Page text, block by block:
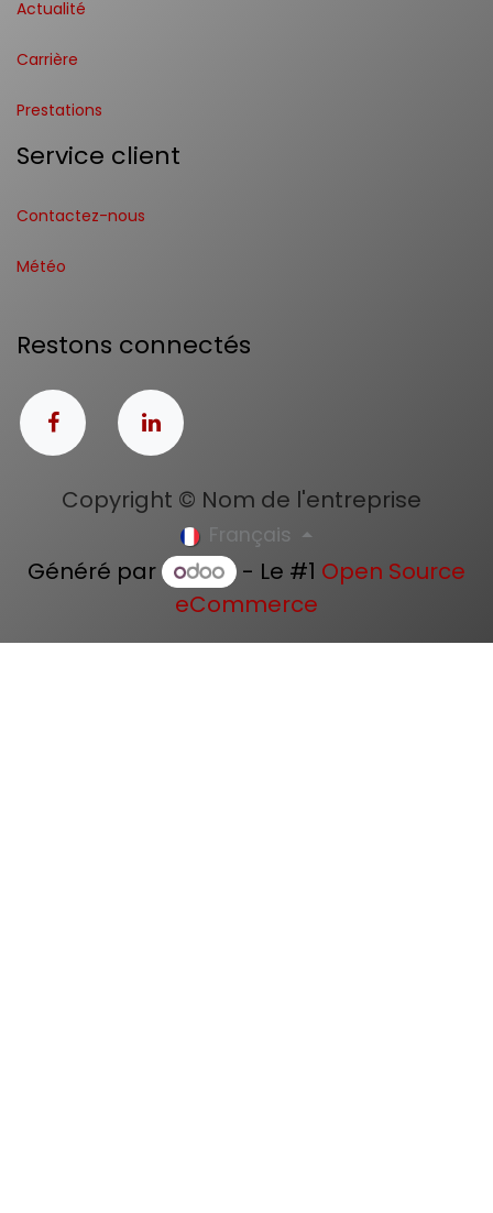
Actualité
Carrière
Prestations
Service client
Contactez-nous
Météo
Restons connectés
Copyright © Nom de l'entreprise
Français
Généré par - Le #1 Open Source
eCommerce